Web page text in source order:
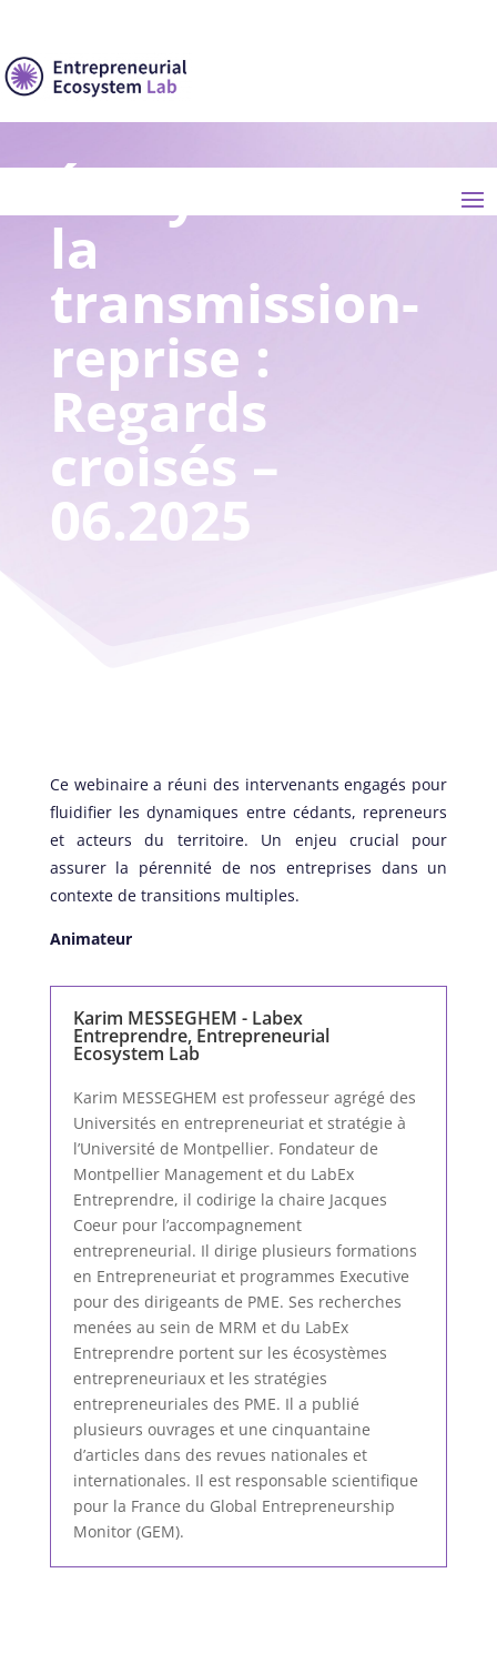
Écosystème de
la
transmission-
reprise :
Regards
croisés –
06.2025
Ce webinaire a réuni des intervenants engagés pour
fluidifier les dynamiques entre cédants, repreneurs
et acteurs du territoire. Un enjeu crucial pour
assurer la pérennité de nos entreprises dans un
contexte de transitions multiples.
Animateur
Karim MESSEGHEM - Labex
Entreprendre, Entrepreneurial
Ecosystem Lab
Karim MESSEGHEM est professeur agrégé des
Universités en entrepreneuriat et stratégie à
l’Université de Montpellier. Fondateur de
Montpellier Management et du LabEx
Entreprendre, il codirige la chaire Jacques
Coeur pour l’accompagnement
entrepreneurial. Il dirige plusieurs formations
en Entrepreneuriat et programmes Executive
pour des dirigeants de PME. Ses recherches
menées au sein de MRM et du LabEx
Entreprendre portent sur les écosystèmes
entrepreneuriaux et les stratégies
entrepreneuriales des PME. Il a publié
plusieurs ouvrages et une cinquantaine
d’articles dans des revues nationales et
internationales. Il est responsable scientifique
pour la France du Global Entrepreneurship
Monitor (GEM).